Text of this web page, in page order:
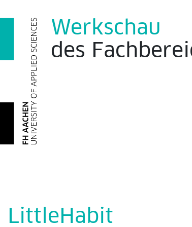
Werkschau
des
LittleHabit